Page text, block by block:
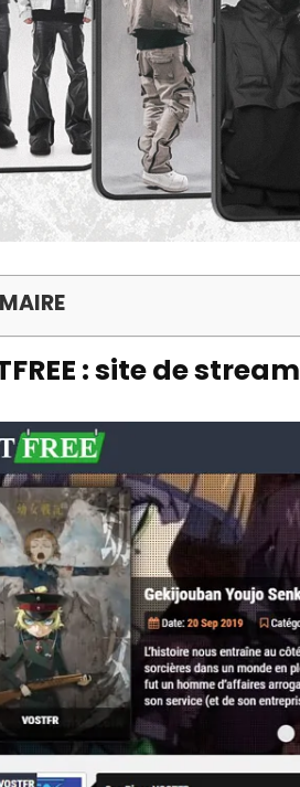
: site de